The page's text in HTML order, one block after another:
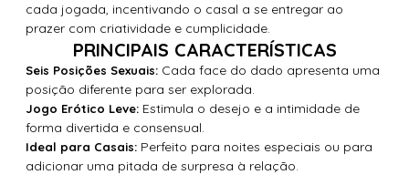
cada jogada, incentivando o casal a se entregar ao
prazer com criatividade e cumplicidade.
PRINCIPAIS CARACTERÍSTICAS
Seis Posições Sexuais: Cada face do dado apresenta uma
posição diferente para ser explorada.
Jogo Erótico Leve: Estimula o desejo e a intimidade de
forma divertida e consensual.
Ideal para Casais: Perfeito para noites especiais ou para
adicionar uma pitada de surpresa à relação.